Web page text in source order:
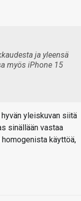
ja yleensä
myös iPhone 15
yleiskuvan siitä
sinällään vastaa
käyttöä,